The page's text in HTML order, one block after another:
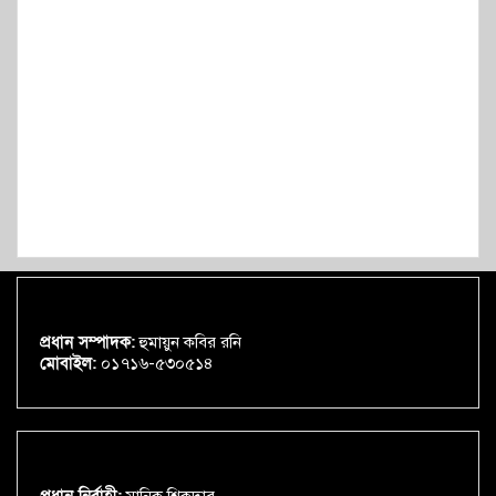
প্রধান সম্পাদক:হুমায়ুন কবির রনি
মোবাইল: ০১৭১৬-৫৩০৫১৪